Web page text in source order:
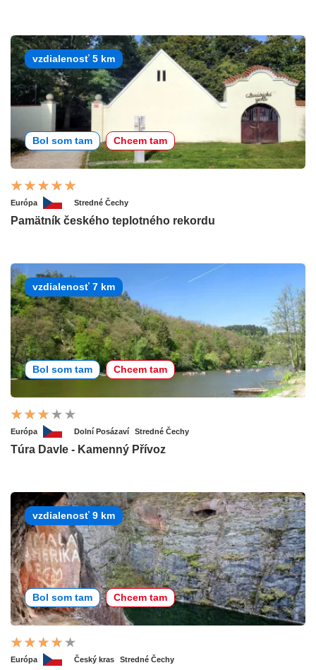
vzdialenosť 5 km
Bol som tam Chcem tam
Európa Stredné Čechy
Pamätník českého teplotného rekordu
vzdialenosť 7 km
Bol som tam Chcem tam
Európa Dolní Posázaví Stredné Čechy
Túra Davle - Kamenný Přívoz
vzdialenosť 9 km
Bol som tam Chcem tam
Európa Český kras Stredné Čechy